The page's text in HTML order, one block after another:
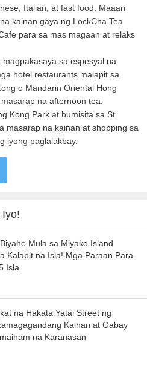
Italian, at fast food. Maaari
kainan gaya ng LockCha Tea
para sa mas magaan at relaks
sa espesyal na
hotel restaurants malapit sa
o Mandarin Oriental Hong
na afternoon tea.
Kong Park at bumisita sa St.
masarap na kainan at shopping sa
iyong paglalakbay.
Mula sa Miyako Island
Kalapit na Isla! Mga Paraan Para
Isla
na Hakata Yatai Street ng
Kainan at Gabay
na Karanasan